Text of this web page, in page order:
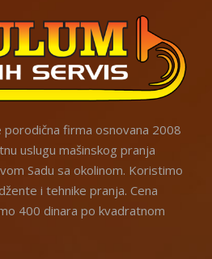
porodična firma osnovana 2008
uslugu mašinskog pranja
Sadu sa okolinom. Koristimo
i tehnike pranja. Cena
400 dinara po kvadratnom